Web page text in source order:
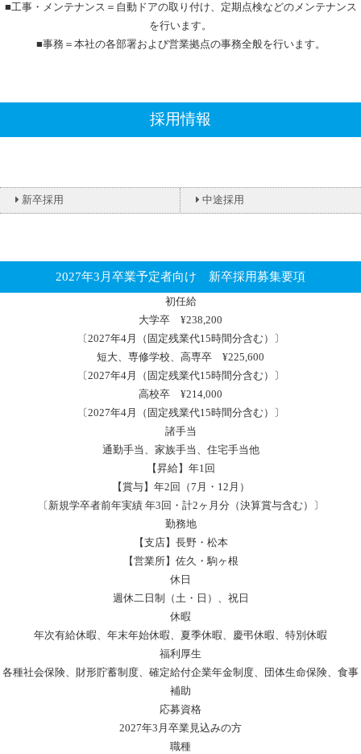
■工事・メンテナンス＝自動ドアの取り付け、定期点検などのメンテナンス
を行います。
■事務＝本社の各部署および営業拠点の事務全般を行います。
採用情報
新卒採用 中途採用
2027年3月卒業予定者向け 新卒採用募集要項
初任給
大学卒 ¥238,200
〔2027年4月（固定残業代15時間分含む）〕
短大、専修学校、高専卒 ¥225,600
〔2027年4月（固定残業代15時間分含む）〕
高校卒 ¥214,000
〔2027年4月（固定残業代15時間分含む）〕
諸手当
通勤手当、家族手当、住宅手当他
【昇給】年1回
【賞与】年2回（7月・12月）
〔新規学卒者前年実績 年3回・計2ヶ月分（決算賞与含む）〕
勤務地
【支店】長野・松本
【営業所】佐久・駒ヶ根
休日
週休二日制（土・日）、祝日
休暇
年次有給休暇、年末年始休暇、夏季休暇、慶弔休暇、特別休暇
福利厚生
各種社会保険、財形貯蓄制度、確定給付企業年金制度、団体生命保険、食事
補助
応募資格
2027年3月卒業見込みの方
職種